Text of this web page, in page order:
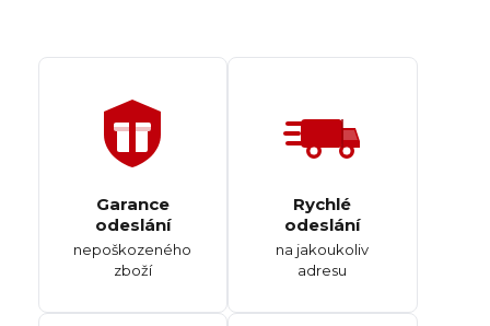
Garance
odeslání
nepoškozeného
zboží
Rychlé
odeslání
na jakoukoliv
adresu